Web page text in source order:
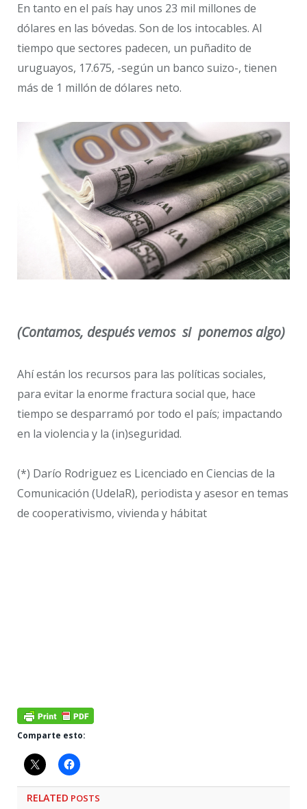
En tanto en el país hay unos 23 mil millones de
dólares en las bóvedas. Son de los intocables. Al
tiempo que sectores padecen, un puñadito de
uruguayos, 17.675, -según un banco suizo-, tienen
más de 1 millón de dólares neto.
(Contamos, después vemos si ponemos algo)
Ahí están los recursos para las políticas sociales,
para evitar la enorme fractura social que, hace
tiempo se desparramó por todo el país; impactando
en la violencia y la (in)seguridad.
(*) Darío Rodriguez es Licenciado en Ciencias de la
Comunicación (UdelaR), periodista y asesor en temas
de cooperativismo, vivienda y hábitat
Comparte esto:
RELATED POSTS